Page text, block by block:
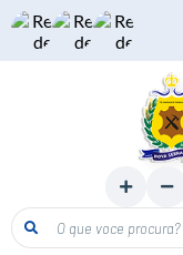
O que voce procura?